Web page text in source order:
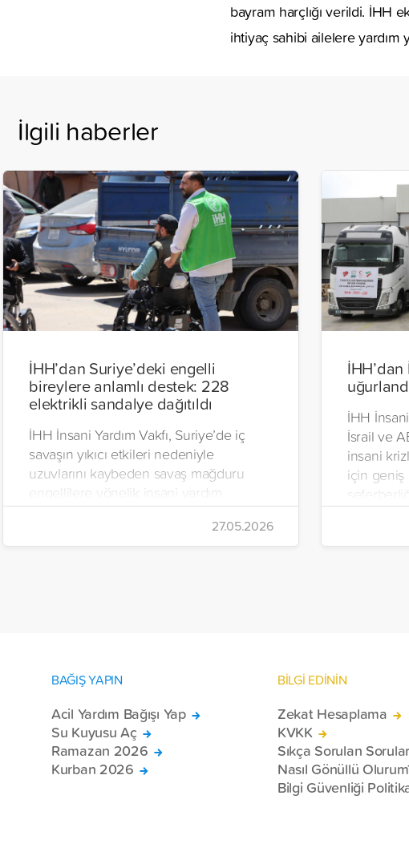
bayram harçlığı verildi. İHH
ihtiyaç sahibi ailelere yardım
İlgili haberler
İHH’dan Suriye’deki engelli
bireylere anlamlı destek: 228
elektrikli sandalye dağıtıldı
İHH İnsani Yardım Vakfı, Suriye’de iç
savaşın yıkıcı etkileri nedeniyle
uzuvlarını kaybeden savaş mağduru
engellilere yönelik insani yardım
çalışmalarını aralıksız sürdürüyor. Vakıf,
yürütülen son projeyle Suriye’nin Şam,
Halep, Hama, Humus ve İdlib
27.05.2026
İHH’dan
İHH
İsrail ve
insani
için geniş
İran’a
temel
tırı daha
BAĞIŞ YAPIN
Acil Yardım Bağışı Yap
Su Kuyusu Aç
Ramazan 2026
Kurban 2026
BİLGİ EDİNİN
Zekat Hesaplama
KVKK
Sıkça Sorulan Sorular
Nasıl Gönüllü
Bilgi Güvenliği